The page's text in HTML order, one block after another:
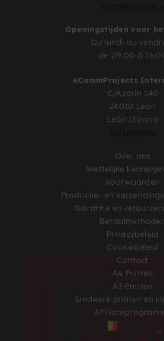
Openingstijden voor
Du lundi au
de 09:00 à
eCommProjects
C/Azorín 140
24010 León
León (Spain)
Over ons
Wettelijke
Voorwaarden
Productie- en
Garantie en
Privacybeleid
Cookiebeleid
Contact
A4 Printen
A3 Printen
Eindwerk printen en